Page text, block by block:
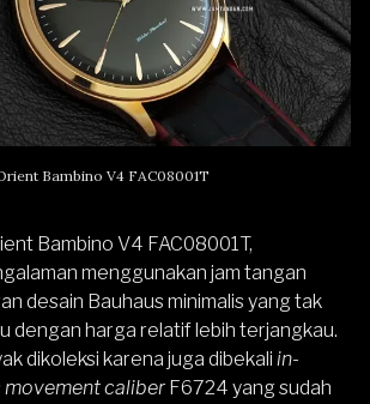
Bambino V4 FAC08001T
Bambino V4 FAC08001T,
menggunakan jam tangan
desain Bauhaus minimalis yang tak
dengan harga relatif lebih terjangkau.
dikoleksi karena juga dibekali in-
caliber F6724 yang sudah